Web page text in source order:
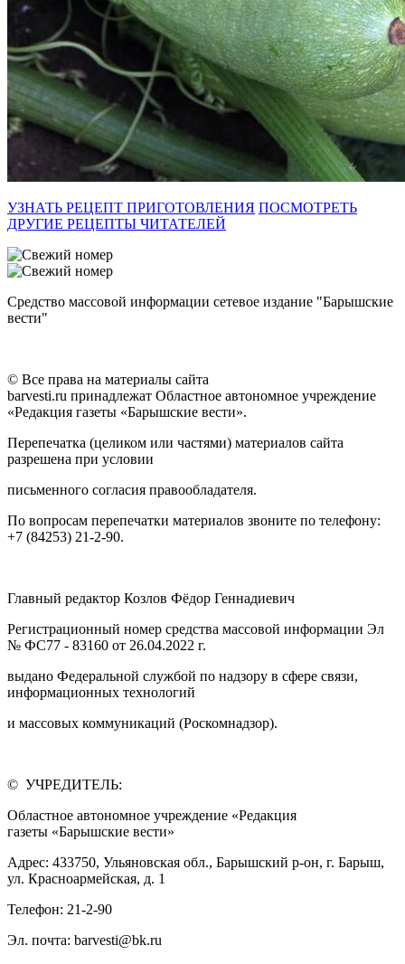
УЗНАТЬ РЕЦЕПТ ПРИГОТОВЛЕНИЯ ПОСМОТРЕТЬ
ДРУГИЕ РЕЦЕПТЫ ЧИТАТЕЛЕЙ
Средство массовой информации сетевое издание "Барышские
вести"
© Все права на материалы сайта
barvesti.ru принадлежат Областное автономное учреждение
«Редакция газеты «Барышские вести».
Перепечатка (целиком или частями) материалов сайта
разрешена при условии
письменного согласия правообладателя.
По вопросам перепечатки материалов звоните по телефону:
+7 (84253) 21-2-90.
Главный редактор Козлов Фёдор Геннадиевич
Регистрационный номер средства массовой информации Эл
№ ФС77 - 83160 от 26.04.2022 г.
выдано Федеральной службой по надзору в сфере связи,
информационных технологий
и массовых коммуникаций (Роскомнадзор).
© УЧРЕДИТЕЛЬ:
Областное автономное учреждение «Редакция
газеты «Барышские вести»
Адрес: 433750, Ульяновская обл., Барышский р-он, г. Барыш,
ул. Красноармейская, д. 1
Телефон: 21-2-90
Эл. почта: barvesti@bk.ru